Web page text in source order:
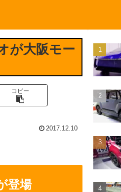
が大阪モー
コピー
2017.12.10
登場